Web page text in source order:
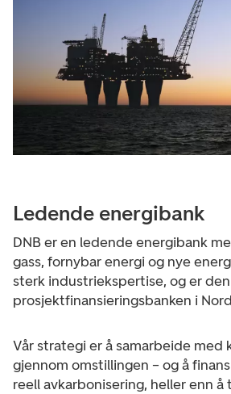
Ledende energibank
DNB er en ledende energibank
gass, fornybar energi og nye
sterk industriekspertise, og er
prosjektfinansieringsbanken i
Vår strategi er å samarbeide med
gjennom omstillingen – og å
reell avkarbonisering, heller enn å